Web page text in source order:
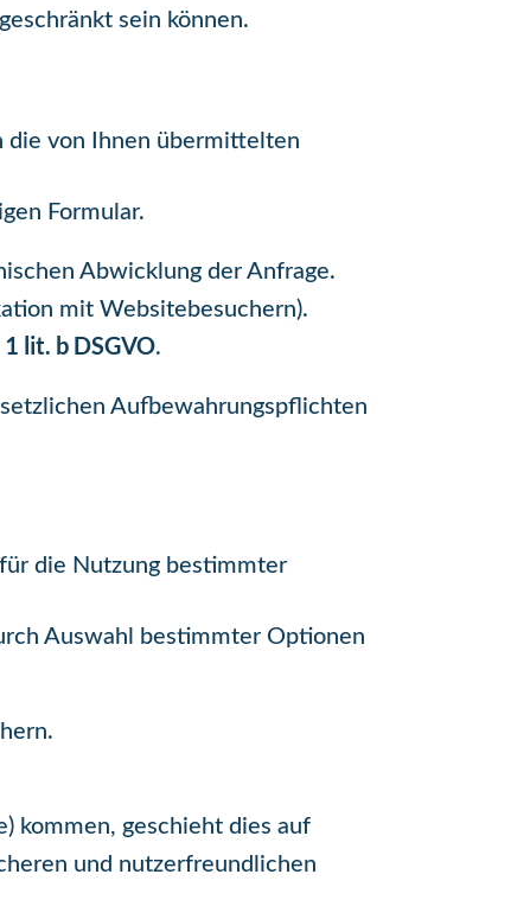
sein können.
die von Ihnen übermittelten
Formular.
Abwicklung der Anfrage.
mit Websitebesuchern).
lit. b DSGVO.
Aufbewahrungspflichten
die Nutzung bestimmter
Auswahl bestimmter Optionen
kommen, geschieht dies auf
und nutzerfreundlichen